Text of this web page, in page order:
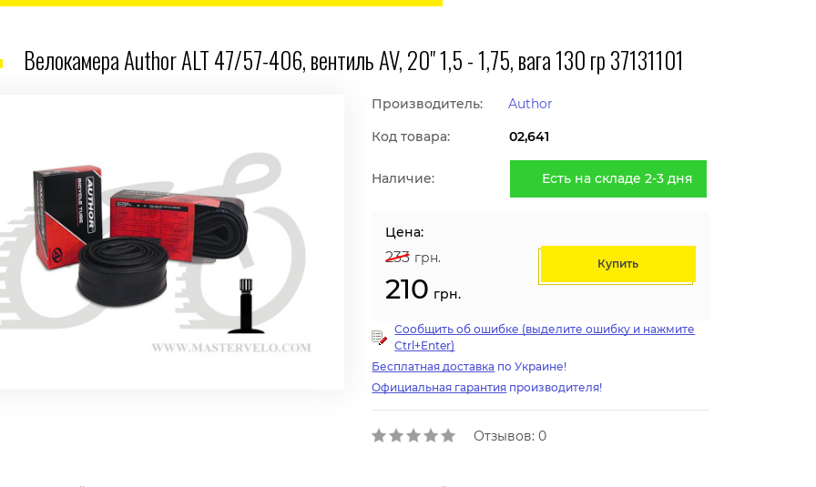
Велокамера Author ALT 47/57-406, вентиль AV, 20" 1,5 - 1,75, вага 130 гр 37131101
Производитель:
Author
Код товара:
02,641
Наличие: Есть на складе 2-3 дня
Цена:
233 грн.
210 грн.
Купить
Сообщить об ошибке (выделите ошибку и нажмите
Ctrl+Enter)
Бесплатная доставка по Украине!
Официальная гарантия производителя!
Отзывов: 0